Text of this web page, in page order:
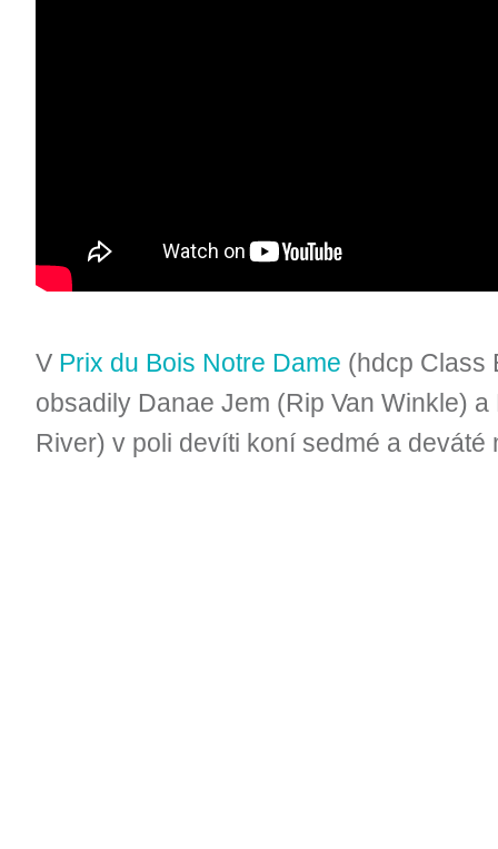
V Prix du Bois Notre Dame (hdcp Class
obsadily Danae Jem (Rip Van Winkle)
River) v poli devíti koní sedmé a deváté